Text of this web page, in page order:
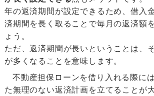
年の返済期間が設定できるため、借入
済期間を長く取ることで毎月の返済額
ょう。
ただ、返済期間が長いということは、
が多くなることを意味します。
不動産担保ローンを借り入れる際に
た無理のない返済計画を立てることが